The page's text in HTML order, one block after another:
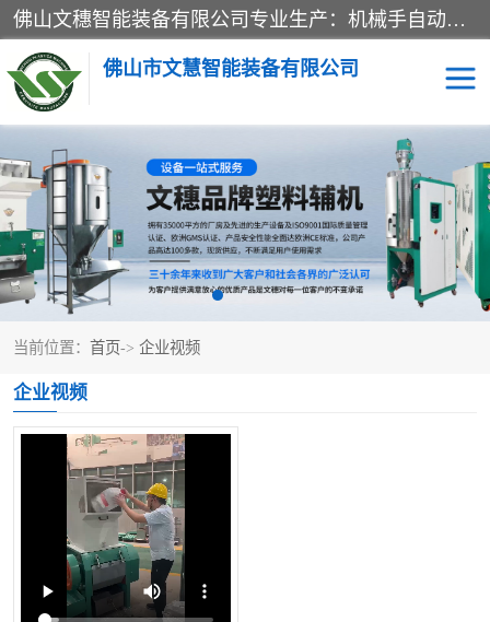
佛山文穗智能装备有限公司专业生产：机械手自动化系列；塑料粉碎机回收系列；塑料混色机系列；温度控制系列：模温机，冷水机；供料输送系列：中央供料系统，欧化/独立式吸料机，分体式吸料机；整机保修一年，易损件除外。
佛山市文慧智能装备有限公司
当前位置： 首页-> 企业视频
企业视频
粉碎回收系列 干燥除湿系列
塑料破碎机 工业冷水机
三机一体除湿干燥机 塑料干燥机
塑料混色机
供料输送系列
三机一体除湿机